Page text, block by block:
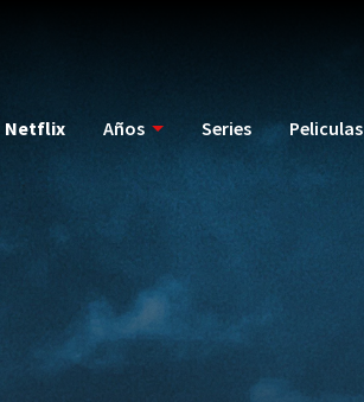
Netflix Años Series Peliculas